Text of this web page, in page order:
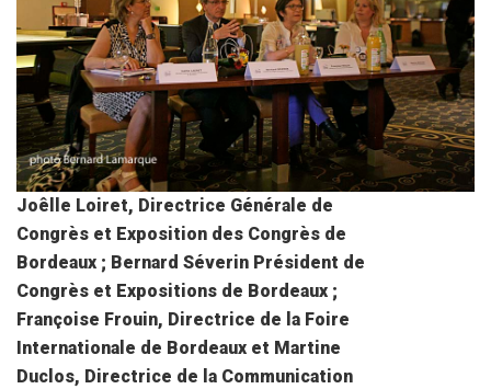
Joêlle Loiret, Directrice Générale de
Congrès et Exposition des Congrès de
Bordeaux ; Bernard Séverin Président de
Congrès et Expositions de Bordeaux ;
Françoise Frouin, Directrice de la Foire
Internationale de Bordeaux et Martine
Duclos, Directrice de la Communication